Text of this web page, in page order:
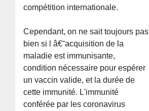
compétition internationale.
Cependant, on ne sait toujours pas
bien si l â€˜acquisition de la
maladie est immunisante,
condition nécessaire pour espérer
un vaccin valide, et la durée de
cette immunité. L'immunité
conférée par les coronavirus